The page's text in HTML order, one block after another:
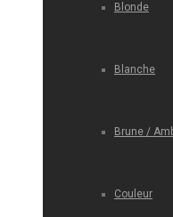
Blonde
Blanche
Brune /
Couleur